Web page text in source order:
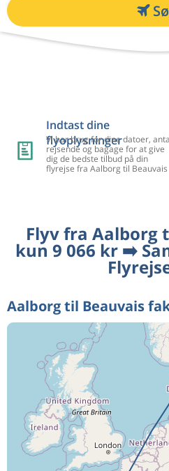
Indtast dine
flyoplysninger
Vi har brug for dine datoer,
rejsende og bagage for at give
dig de bedste tilbud på din
flyrejse fra Aalborg til Beauvais
Flyv fra Aalborg
kun 9 066 kr ➡️
Aalborg til Beauvais